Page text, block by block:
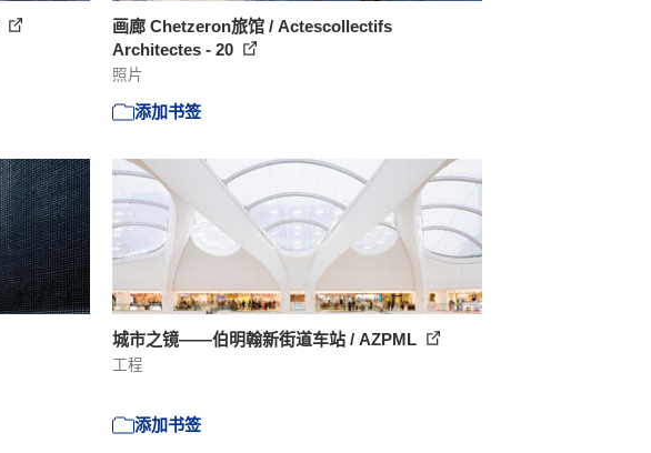
画廊 Chetzeron旅馆 / Actescollectifs
Architectes - 20
照片
添加书签
城市之镜——伯明翰新街道车站 / AZPML
工程
添加书签